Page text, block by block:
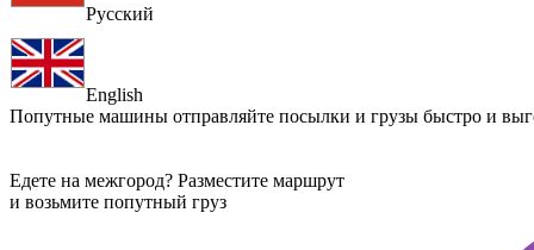
Русский
English
Попутные машины отправляйте посылки и грузы быстро и
Едете на межгород? Разместите маршрут
и возьмите попутный груз